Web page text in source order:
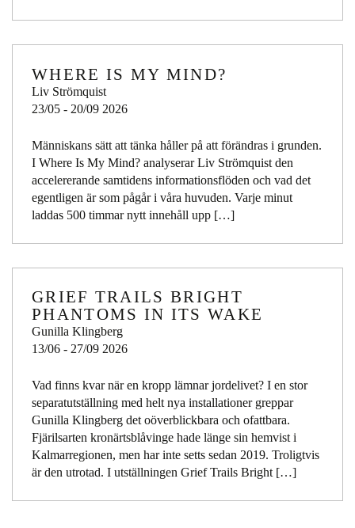
WHERE IS MY MIND?
Liv Strömquist
23/05 - 20/09 2026
Människans sätt att tänka håller på att förändras i grunden.
I Where Is My Mind? analyserar Liv Strömquist den
accelererande samtidens informationsflöden och vad det
egentligen är som pågår i våra huvuden. Varje minut
laddas 500 timmar nytt innehåll upp […]
GRIEF TRAILS BRIGHT
PHANTOMS IN ITS WAKE
Gunilla Klingberg
13/06 - 27/09 2026
Vad finns kvar när en kropp lämnar jordelivet? I en stor
separatutställning med helt nya installationer greppar
Gunilla Klingberg det oöverblickbara och ofattbara.
Fjärilsarten kronärtsblåvinge hade länge sin hemvist i
Kalmarregionen, men har inte setts sedan 2019. Troligtvis
är den utrotad. I utställningen Grief Trails Bright […]